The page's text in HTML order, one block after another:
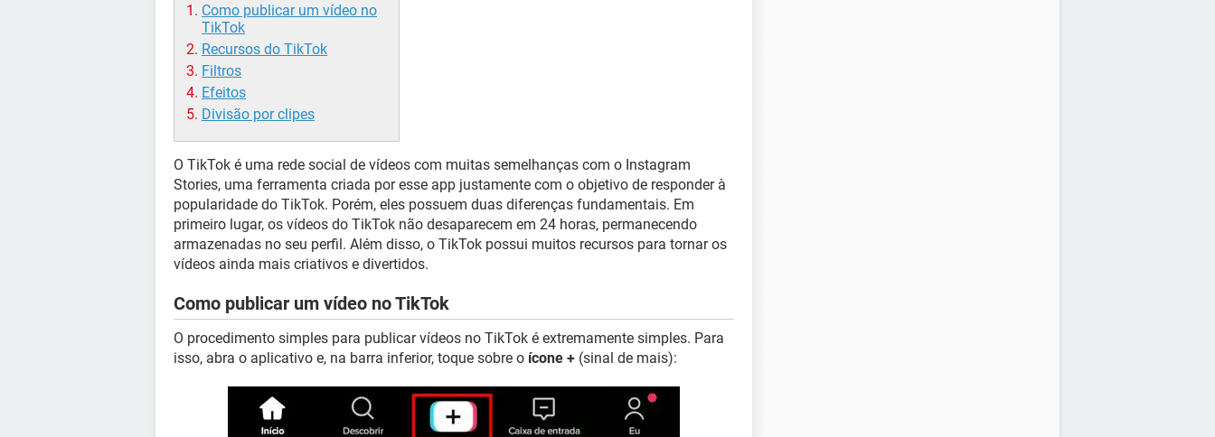
Como publicar um vídeo no
TikTok
Recursos do TikTok
Filtros
Efeitos
Divisão por clipes
O TikTok é uma rede social de vídeos com muitas semelhanças com o Instagram
Stories, uma ferramenta criada por esse app justamente com o objetivo de responder à
popularidade do TikTok. Porém, eles possuem duas diferenças fundamentais. Em
primeiro lugar, os vídeos do TikTok não desaparecem em 24 horas, permanecendo
armazenadas no seu perfil. Além disso, o TikTok possui muitos recursos para tornar os
vídeos ainda mais criativos e divertidos.
Como publicar um vídeo no TikTok
O procedimento simples para publicar vídeos no TikTok é extremamente simples. Para
isso, abra o aplicativo e, na barra inferior, toque sobre o ícone + (sinal de mais):